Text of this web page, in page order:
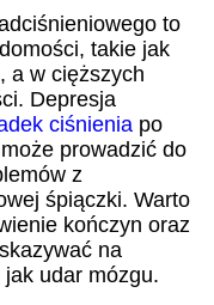
to
takie jak
a w cięższych
Depresja
ciśnienia po
prowadzić do
z
śpiączki. Warto
kończyn oraz
na
jak udar mózgu.